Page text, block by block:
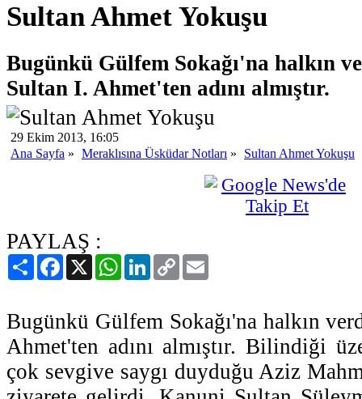
Sultan Ahmet Yokuşu
Bugünkü Gülfem Sokağı'na halkın
Sultan I. Ahmet'ten adını almıştır.
29 Ekim 2013, 16:05
Ana Sayfa » Meraklısına Üsküdar Notları » Sultan Ahmet Yokuşu
PAYLAŞ :
PaylaşFacebook
X WhatsAppLinkedIn
Copy
Link
Bugünkü Gülfem Sokağı'na halkın
Ahmet'ten adını almıştır. Bilindiği
çok sevgive saygı duyduğu Aziz